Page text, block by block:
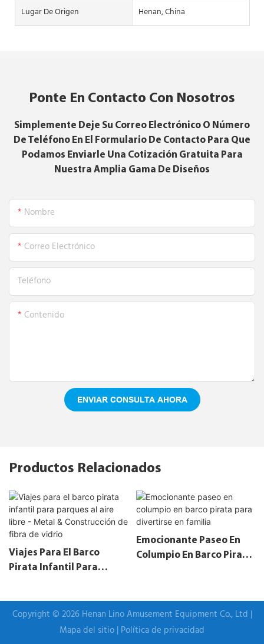
Lugar De Origen
Henan, China
Ponte En Contacto Con Nosotros
Simplemente Deje Su Correo Electrónico O Número
De Teléfono En El Formulario De Contacto Para Que
Podamos Enviarle Una Cotización Gratuita Para
Nuestra Amplia Gama De Diseños
Nombre
Correo Electrónico
Teléfono
Contenido
ENVIAR CONSULTA AHORA
Productos Relacionados
Viajes Para El Barco
Pirata Infantil Para
Fibra De Vidrio
Emocionante Paseo En
Columpio En Barco Pirata
Copyright © 2026 Henan Lino Amusement Equipment Co., Ltd |
Mapa del sitio | Política de privacidad